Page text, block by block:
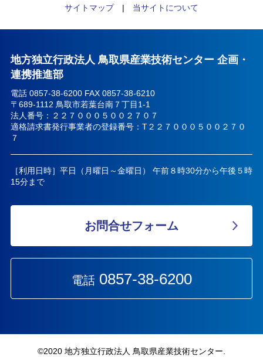
サイトマップ| 当サイトについて
地方独立行政法人 鳥取県産業技術センター 企画・
連携推進部
電話 0857-38-6200 FAX 0857-38-6210
〒689-1112 鳥取市若葉台南７丁目1-1
法人番号：２２７０００５００２７０７
適格請求書発行事業者の登録番号：T２２７０００５００２７０
７
［利用日時］平日（月曜日～金曜日） 午前８時30分から午後５時
15分まで
お問合せフォーム
電話0857-38-6200
©︎2020 地方独立行政法人 鳥取県産業技術センター.